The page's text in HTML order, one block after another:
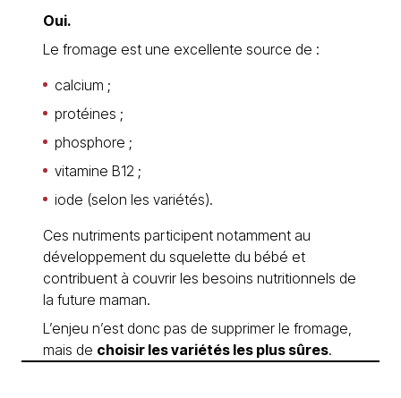
Oui.
Le fromage est une excellente source de :
calcium ;
protéines ;
phosphore ;
vitamine B12 ;
iode (selon les variétés).
Ces nutriments participent notamment au
développement du squelette du bébé et
contribuent à couvrir les besoins nutritionnels de
la future maman.
L’enjeu n’est donc pas de supprimer le fromage,
mais de choisir les variétés les plus sûres.